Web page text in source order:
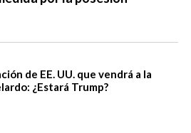
de EE. UU. que vendrá a la
¿Estará Trump?